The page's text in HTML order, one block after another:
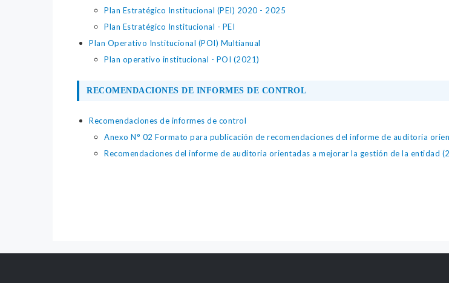
Plan Estratégico Institucional (PEI) 2020 - 2025
Plan Estratégico Institucional - PEI
Plan Operativo Institucional (POI) Multianual
Plan operativo institucional - POI (2021)
RECOMENDACIONES DE INFORMES DE CONTROL
Recomendaciones de informes de control
Anexo N° 02 Formato para publicación de recomendaciones del informe de auditoria
Recomendaciones del informe de auditoria orientadas a mejorar la gestión de la entidad